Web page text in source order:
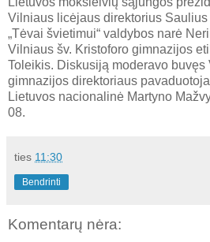
Vilniaus licėjaus direktorius
„Tėvai švietimui“ valdybos narė
Vilniaus šv. Kristoforo gimnazijos
Toleikis. Diskusiją moderavo buvęs
gimnazijos direktoriaus
Lietuvos nacionalinė Martyno
08.
ties 11:30
Bendrinti
Komentarų nėra: